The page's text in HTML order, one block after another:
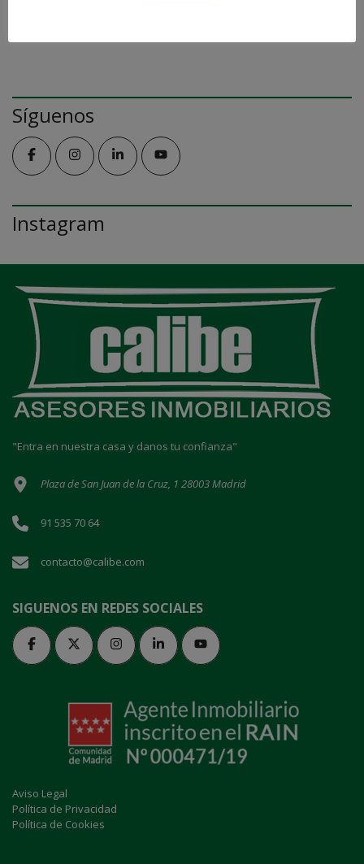
Síguenos
Instagram
"Entra en nuestra casa y danos tu confianza"
Plaza de San Juan de la Cruz, 1 28003 Madrid
91 535 70 64
contacto@calibe.com
SIGUENOS EN REDES SOCIALES
Aviso Legal
Política de Privacidad
Política de Cookies